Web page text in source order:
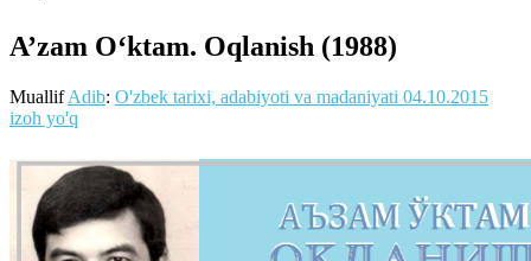
A’zam O‘ktam. Oqlanish (1988)
MuallifAdib: O'zbek tarixi, adabiyoti va madaniyati 04.10.2015
izoh yo'q